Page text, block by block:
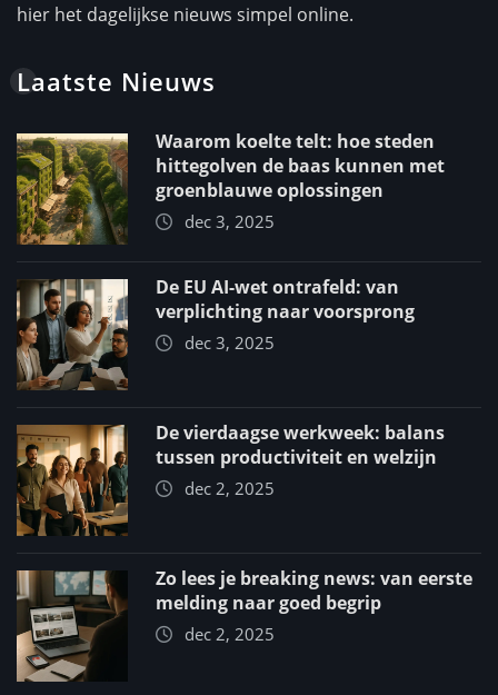
hier het dagelijkse nieuws simpel online.
Laatste Nieuws
Waarom koelte telt: hoe steden
hittegolven de baas kunnen met
groenblauwe oplossingen
dec 3, 2025
De EU AI-wet ontrafeld: van
verplichting naar voorsprong
dec 3, 2025
De vierdaagse werkweek: balans
tussen productiviteit en welzijn
dec 2, 2025
Zo lees je breaking news: van eerste
melding naar goed begrip
dec 2, 2025